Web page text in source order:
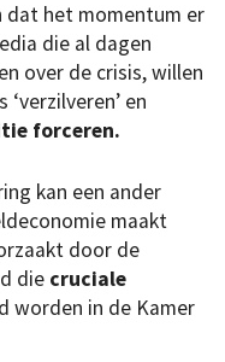
dat het momentum er
die al dagen
over de crisis, willen
en
forceren.
kan een ander
maakt
door de
die cruciale
worden in de Kamer